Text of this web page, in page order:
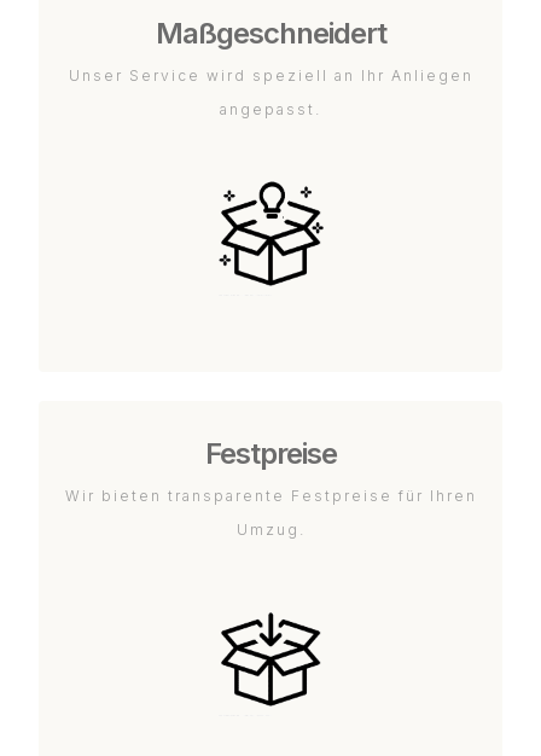
Maßgeschneidert
Unser Service wird speziell an Ihr Anliegen
angepasst.
Festpreise
Wir bieten transparente Festpreise für Ihren
Umzug.